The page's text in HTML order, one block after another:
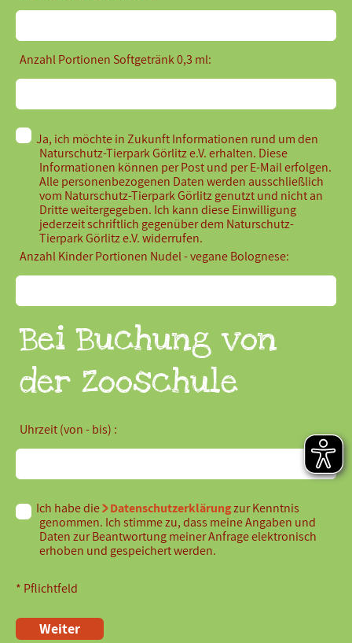
Anzahl Portionen Softgetränk 0,3 ml:
Ja, ich möchte in Zukunft Informationen rund um den
Naturschutz-Tierpark Görlitz e.V. erhalten. Diese
Informationen können per Post und per E-Mail erfolgen.
Alle personenbezogenen Daten werden ausschließlich
vom Naturschutz-Tierpark Görlitz genutzt und nicht an
Dritte weitergegeben. Ich kann diese Einwilligung
jederzeit schriftlich gegenüber dem Naturschutz-
Tierpark Görlitz e.V. widerrufen.
Anzahl Kinder Portionen Nudel - vegane Bolognese:
Bei Buchung von
der Zooschule
Uhrzeit (von - bis) :
Ich habe die Datenschutzerklärungzur Kenntnis
genommen. Ich stimme zu, dass meine Angaben und
Daten zur Beantwortung meiner Anfrage elektronisch
erhoben und gespeichert werden.
* Pflichtfeld